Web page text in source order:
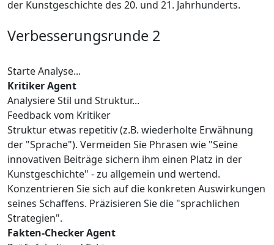
der Kunstgeschichte des 20. und 21. Jahrhunderts.
Verbesserungsrunde 2
Starte Analyse...
Kritiker Agent
Analysiere Stil und Struktur...
Feedback vom Kritiker
Struktur etwas repetitiv (z.B. wiederholte Erwähnung
der "Sprache"). Vermeiden Sie Phrasen wie "Seine
innovativen Beiträge sichern ihm einen Platz in der
Kunstgeschichte" - zu allgemein und wertend.
Konzentrieren Sie sich auf die konkreten Auswirkungen
seines Schaffens. Präzisieren Sie die "sprachlichen
Strategien".
Fakten-Checker Agent